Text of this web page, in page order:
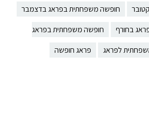
חופשה משפחתית בפראג בדצמבר
בחורף
חופשה משפחתית בפראג
לפראג פראג חופשה